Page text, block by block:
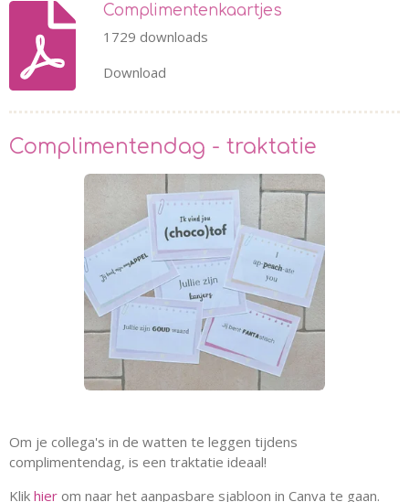
Complimentenkaartjes
1729 downloads
Download
Complimentendag - traktatie
Om je collega's in de watten te leggen tijdens
complimentendag, is een traktatie ideaal!
Klik hier om naar het aanpasbare sjabloon in Canva te gaan.